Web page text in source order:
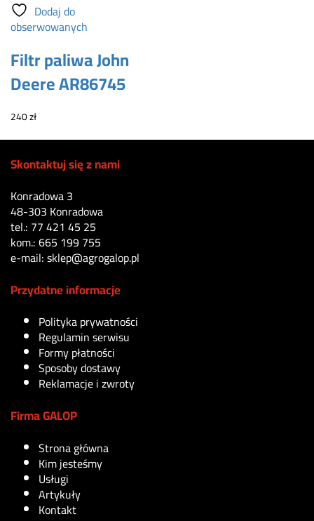
Dodaj do
obserwowanych
Filtr paliwa John
Deere AR86745
240zł
Skontaktuj się z nami
Konradowa 3
48-303 Konradowa
tel.: 77 421 45 25
kom.: 665 199 755
e-mail: sklep@agrogalop.pl
Przydatne informacje
Polityka prywatności
Regulamin serwisu
Formy płatności
Sposoby dostawy
Reklamacje i zwroty
Firma GALOP
Strona główna
Kim jesteśmy
Usługi
Artykuły
Kontakt